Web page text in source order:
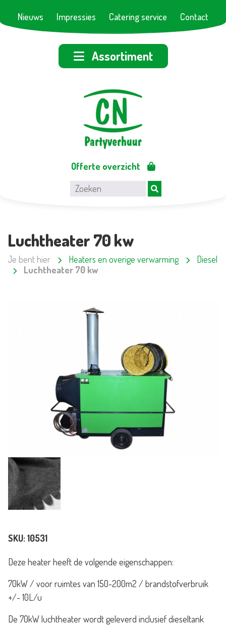
Nieuws Impressies Catering service Contact
Assortiment
Offerte overzicht
Luchtheater 70 kw
Je bent hier Heaters en overige verwarming
Diesel
Luchtheater 70 kw
SKU:10531
Deze heater heeft de volgende eigenschappen:
70kW / voor ruimtes van 150-200m2 / brandstofverbruik
+/- 10L/u
De 70kW luchtheater wordt geleverd inclusief dieseltank